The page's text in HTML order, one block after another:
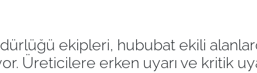
ekipleri, hububat ekili
Üreticilere erken uyarı ve kritik